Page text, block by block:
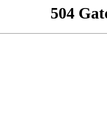
504